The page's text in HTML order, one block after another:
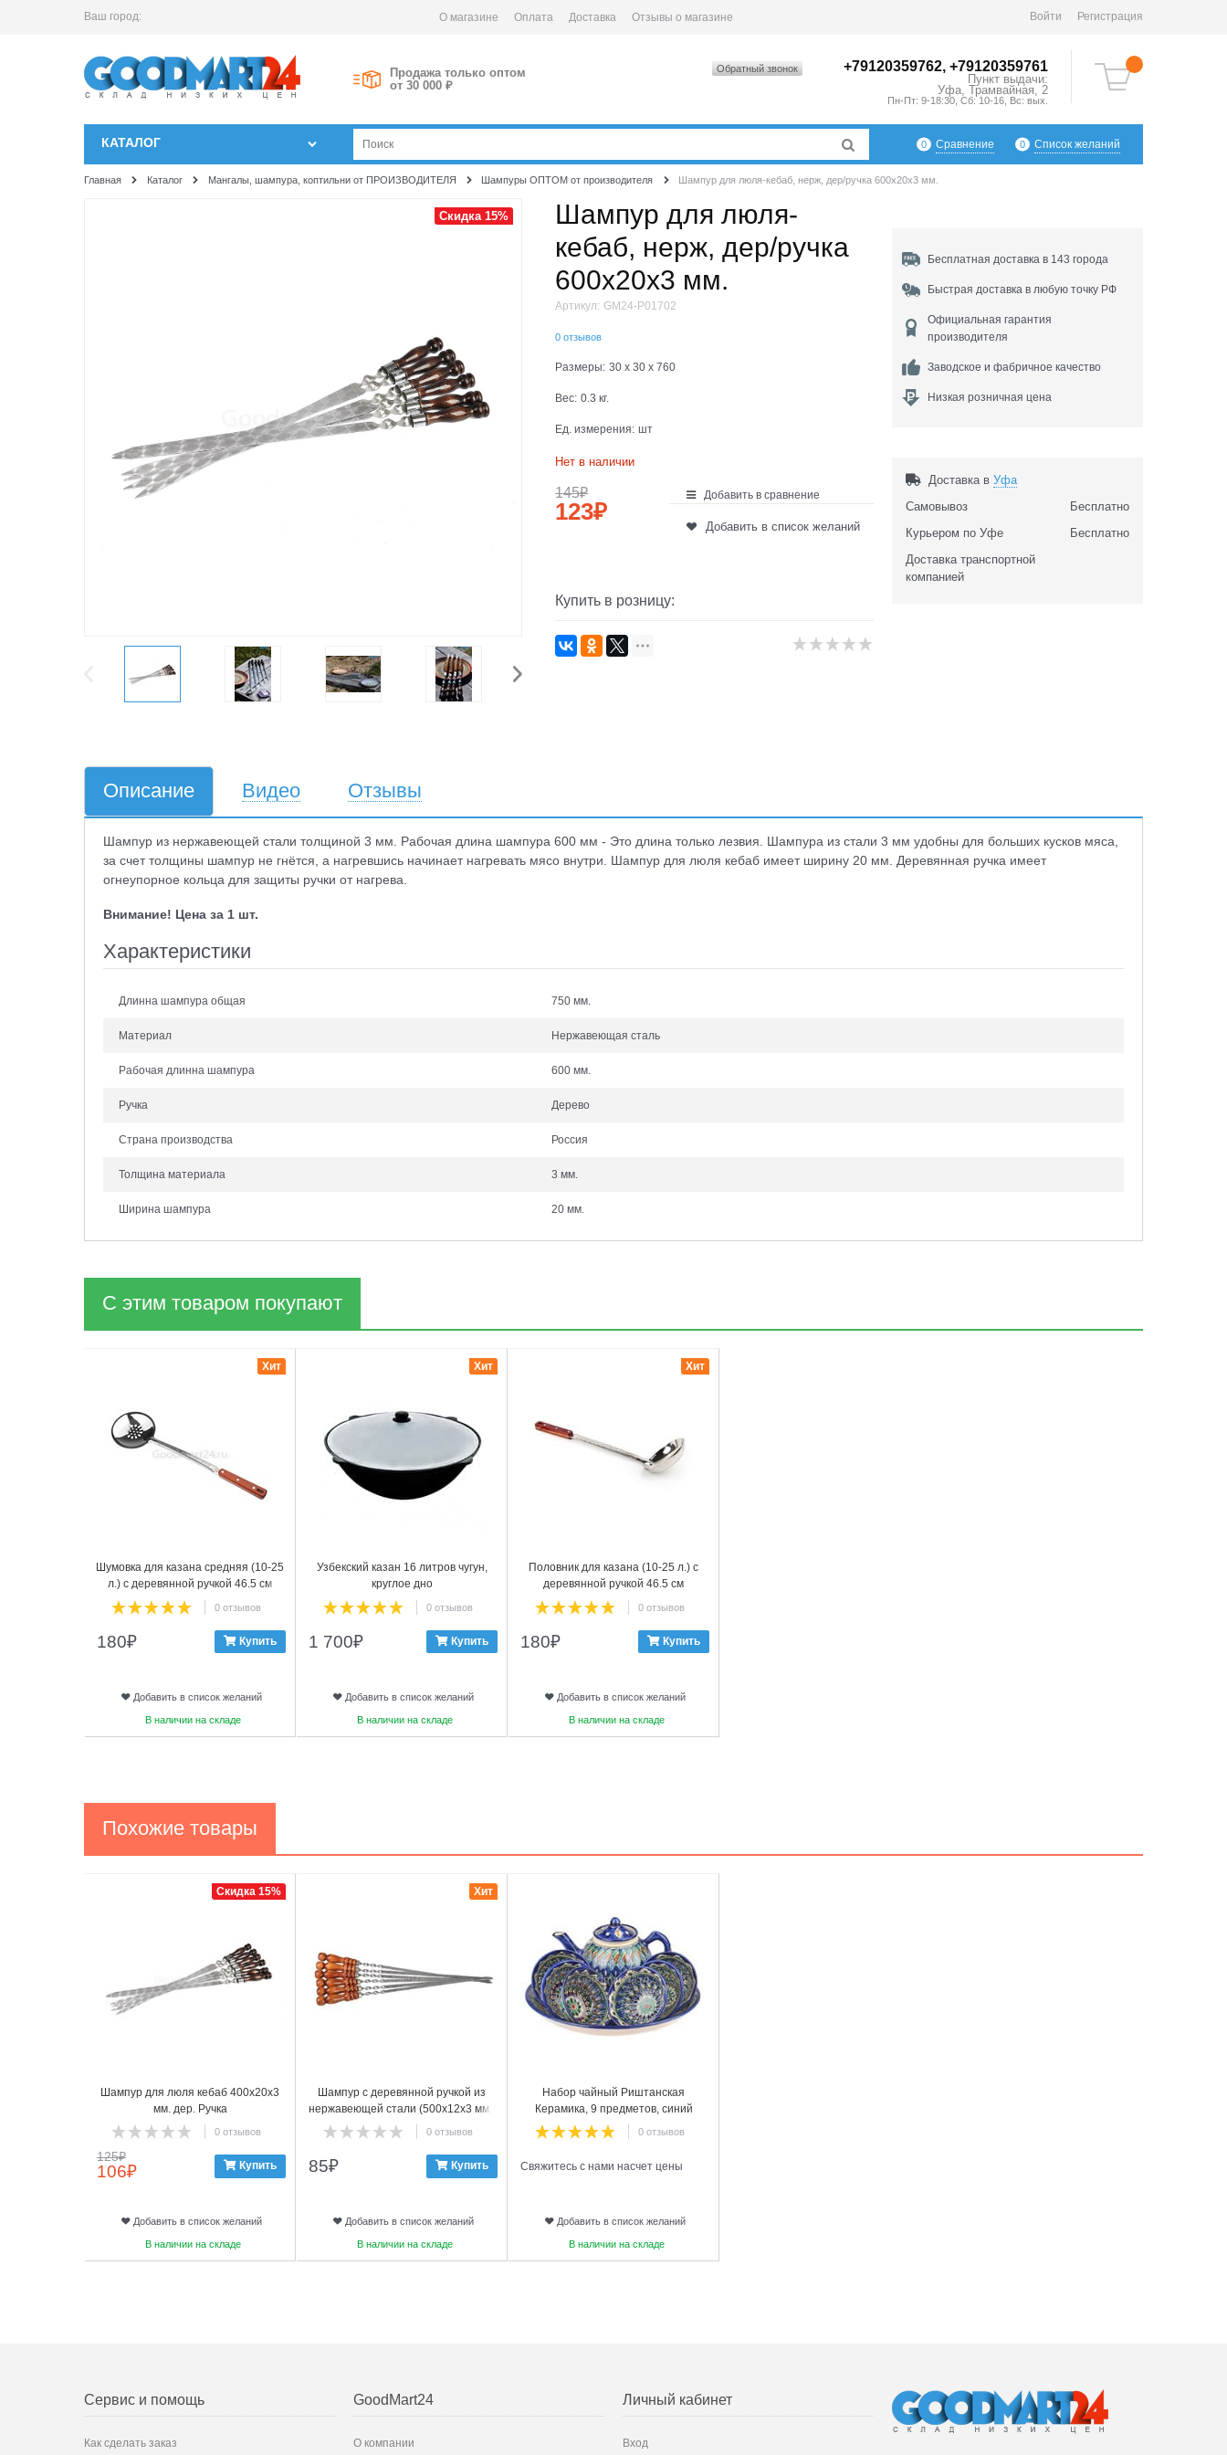
Ваш город: О магазине Оплата Доставка Отзывы о магазине Войти Регистрация
Продажа только оптом
от 30 000 ₽
+79120359762, +79120359761
Пункт выдачи:
Уфа Трамвайная, 2
Пн-Пт: 9-18:30, Сб: 10-16, Вс: вых.
Обратный звонок
КАТАЛОГ 0 Сравнение 0 Список желаний
Главная Каталог Мангалы, шампура, коптильни от ПРОИЗВОДИТЕЛЯ Шампуры ОПТОМ от производителя Шампур для люля-кебаб, нерж, дер/ручка 600х20х3 мм.
Скидка 15%
Шампур для люля-
кебаб, нерж, дер/ручка
600х20х3 мм.
Артикул: GM24-P01702
0 отзывов
Размеры: 30 x 30 x 760
Вес: 0.3 кг.
Ед. измерения: шт
Нет в наличии
145₽
123₽
Добавить в сравнение
Добавить в список желаний
Купить в розницу:
Бесплатная доставка в 143 города
Быстрая доставка в любую точку РФ
Официальная гарантия
производителя
Заводское и фабричное качество
Низкая розничная цена
Доставка в Уфа
Самовывоз
Бесплатно
Курьером по Уфе
Бесплатно
Доставка транспортной
компанией
Описание Видео Отзывы
Шампур из нержавеющей стали толщиной 3 мм. Рабочая длина шампура 600 мм - Это длина только лезвия. Шампура из стали 3 мм удобны для больших кусков мяса,
за счет толщины шампур не гнётся, а нагревшись начинает нагревать мясо внутри. Шампур для люля кебаб имеет ширину 20 мм. Деревянная ручка имеет
огнеупорное кольца для защиты ручки от нагрева.
Внимание! Цена за 1 шт.
Характеристики
Длинна шампура общая 750 мм.
Материал Нержавеющая сталь
Рабочая длинна шампура 600 мм.
Ручка Дерево
Страна производства Россия
Толщина материала 3 мм.
Ширина шампура 20 мм.
С этим товаром покупают
Шумовка для казана средняя (10-25
л.) с деревянной ручкой 46.5 см
0 отзывов
Хит
180₽ Купить
Добавить в список желаний
В наличии на складе
Узбекский казан 16 литров чугун,
круглое дно
0 отзывов
Хит
1 700₽ Купить
Добавить в список желаний
В наличии на складе
Половник для казана (10-25 л.) с
деревянной ручкой 46.5 см
0 отзывов
Хит
180₽ Купить
Добавить в список желаний
В наличии на складе
Похожие товары
Шампур для люля кебаб 400х20х3
мм. дер. Ручка
0 отзывов
Скидка 15%
125₽
106₽ Купить
Добавить в список желаний
В наличии на складе
Шампур с деревянной ручкой из
нержавеющей стали (500х12х3 мм.)
0 отзывов
Хит
85₽ Купить
Добавить в список желаний
В наличии на складе
Набор чайный Риштанская
Керамика, 9 предметов, синий
0 отзывов
Свяжитесь с нами насчет цены
Добавить в список желаний
В наличии на складе
Сервис и помощь
Как сделать заказ
GoodMart24
О компании
Личный кабинет
Вход